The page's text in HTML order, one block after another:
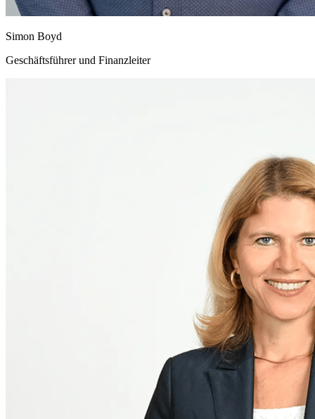
Simon Boyd
Geschäftsführer und Finanzleiter